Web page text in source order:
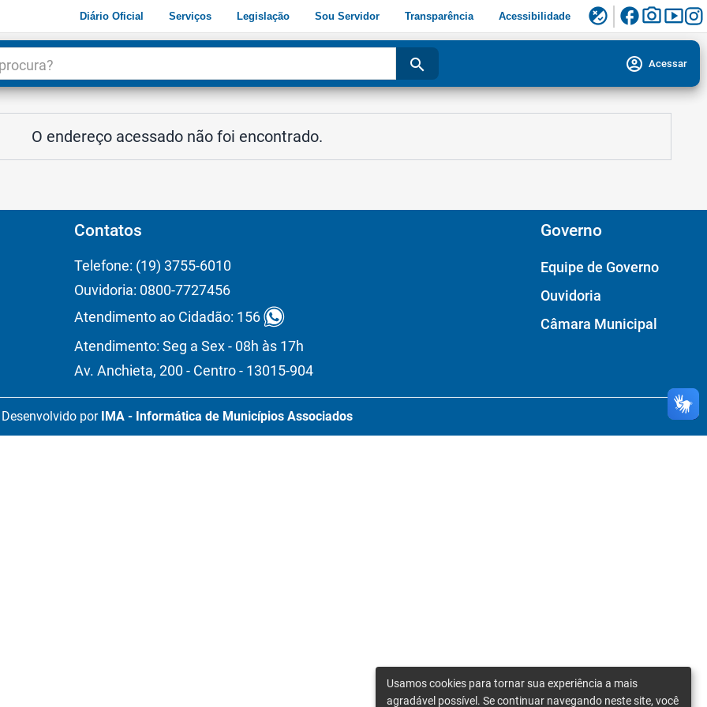
Diário Oficial Serviços Legislação Sou Servidor Transparência Acessibilidade flaky facebookphoto_camerasmart_display
search account_circle Acessar
O endereço acessado não foi encontrado.
Contatos
Telefone: (19) 3755-6010
Ouvidoria: 0800-7727456
Atendimento ao Cidadão: 156
Atendimento: Seg a Sex - 08h às 17h
Av. Anchieta, 200 - Centro - 13015-904
Governo
Equipe de Governo
Ouvidoria
Câmara Municipal
Desenvolvido por IMA - Informática de Municípios Associados
Usamos cookies para tornar sua experiência a mais
agradável possível. Se continuar navegando neste site, você